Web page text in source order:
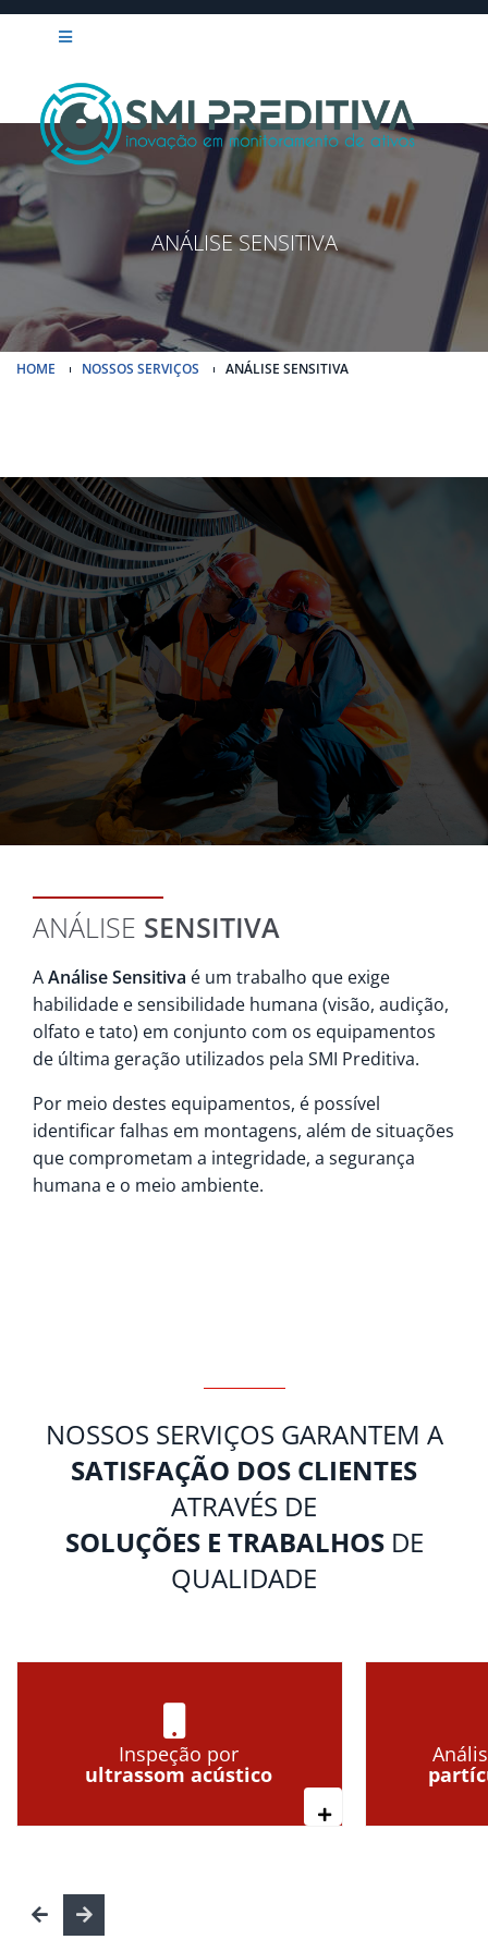
ANÁLISE SENSITIVA
HOME NOSSOS SERVIÇOS ANÁLISE SENSITIVA
ANÁLISE SENSITIVA
AAnálise Sensitiva é um trabalho que exige
habilidade e sensibilidade humana (visão, audição,
olfato e tato) em conjunto com os equipamentos
de última geração utilizados pela SMI Preditiva.
Por meio destes equipamentos, é possível
identificar falhas em montagens, além de situações
que comprometam a integridade, a segurança
humana e o meio ambiente.
NOSSOS SERVIÇOS GARANTEM A
SATISFAÇÃO DOS CLIENTES
ATRAVÉS DE
SOLUÇÕES E TRABALHOSDE
QUALIDADE
Inspeção por
ultrassom acústico
Leia mais